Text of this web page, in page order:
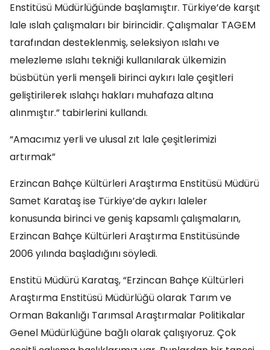
Enstitüsü Müdürlüğünde başlamıştır. Türkiye’de karşıt
lale ıslah çalışmaları bir birincidir. Çalışmalar TAGEM
tarafından desteklenmiş, seleksiyon ıslahı ve
melezleme ıslahı tekniği kullanılarak ülkemizin
büsbütün yerli menşeli birinci aykırı lale çeşitleri
geliştirilerek ıslahçı hakları muhafaza altına
alınmıştır.” tabirlerini kullandı.
“Amacımız yerli ve ulusal zıt lale çeşitlerimizi
artırmak”
Erzincan Bahçe Kültürleri Araştırma Enstitüsü Müdürü
Samet Karataş ise Türkiye’de aykırı laleler
konusunda birinci ve geniş kapsamlı çalışmaların,
Erzincan Bahçe Kültürleri Araştırma Enstitüsünde
2006 yılında başladığını söyledi.
Enstitü Müdürü Karataş, “Erzincan Bahçe Kültürleri
Araştırma Enstitüsü Müdürlüğü olarak Tarım ve
Orman Bakanlığı Tarımsal Araştırmalar Politikalar
Genel Müdürlüğüne bağlı olarak çalışıyoruz. Çok